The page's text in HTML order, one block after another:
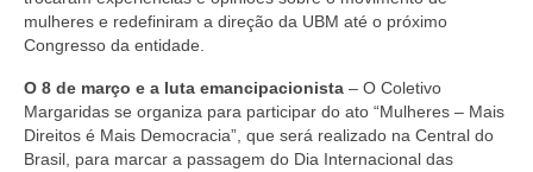
Refeitórios
Dependentes
Benefício Social Familiar
mulheres e redefiniram a direção da UBM até o próximo
Congresso da entidade.
O 8 de março e a luta emancipacionista – O Coletivo
Margaridas se organiza para participar do ato “Mulheres – Mais
Direitos é Mais Democracia”, que será realizado na Central do
Brasil, para marcar a passagem do Dia Internacional das